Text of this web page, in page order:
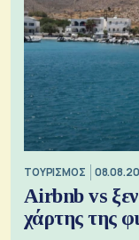
ΤΟΥΡΙΣΜΟΣ
Airbnb vs
χάρτης της